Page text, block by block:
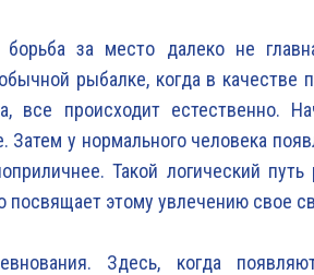
за место далеко не
рыбалке, когда в качестве
все происходит естественно.
у нормального человека
Такой логический
посвящает этому увлечению свое
Здесь, когда